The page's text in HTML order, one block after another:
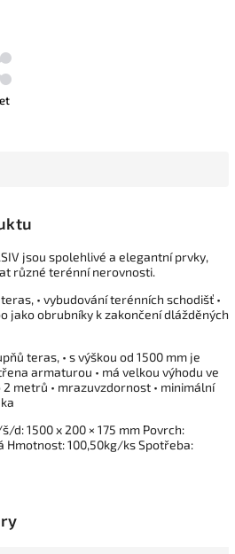
jsou spolehlivé a elegantní prvky,
různé terénní nerovnosti.
• vybudování terénních schodišť •
jako obrubníky k zakončení dlážděných
teras, • s výškou od 1500 mm je
armaturou • má velkou výhodu ve
metrů • mrazuvzdornost • minimální
d: 1500 x 200 × 175 mm Povrch:
100,50kg/ks Spotřeba: